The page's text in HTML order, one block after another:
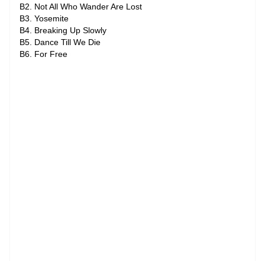
B2. Not All Who Wander Are Lost
B3. Yosemite
B4. Breaking Up Slowly
B5. Dance Till We Die
B6. For Free